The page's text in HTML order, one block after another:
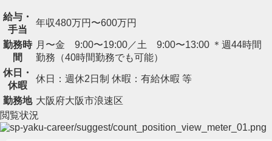
給与・
手当
年収480万円〜600万円
勤務時
間
月〜金 9:00〜19:00／土 9:00〜13:00 ＊週44時間
勤務（40時間勤務でも可能）
休日・
休暇
休日：週休2日制 休暇：有給休暇 等
勤務地 大阪府大阪市浪速区
閲覧状況